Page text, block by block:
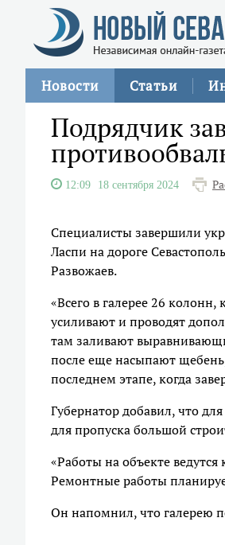
Новости Статьи
Подрядчик
12:09 18 сентября 2024
Специалисты завершили
Ласпи на дороге
Развожаев.
«Всего в галерее 26
усиливают и проводят
там заливают
после еще насыпают
последнем этапе, когда
Губернатор добавил, что
для пропуска большой
«Работы на объекте
Ремонтные работы
Он напомнил, что галерею